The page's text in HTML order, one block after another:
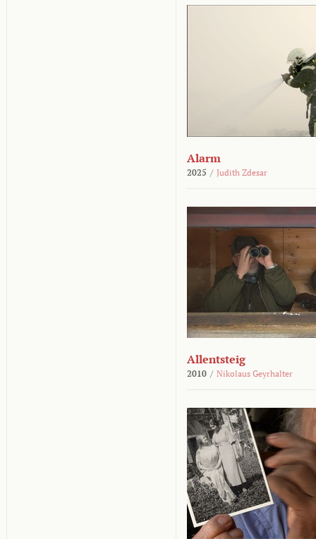
Alarm
2025 / Judith Zdesar
Allentsteig
2010 / Nikolaus Geyrhalter